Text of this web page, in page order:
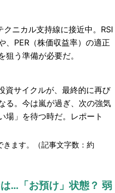
ニカル支持線に接近中。RSI
、PER（株価収益率）の適正
う準備が必要だ。
資サイクルが、最終的に再び
る。今は嵐が過ぎ、次の強気
場」を待つ時だ。レポート
きます。（記事文字数：約
…「お預け」状態？ 弱